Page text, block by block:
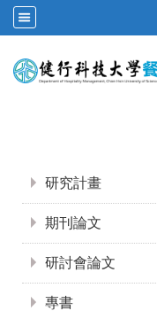
研究計畫
期刊論文
研討會論文
專書